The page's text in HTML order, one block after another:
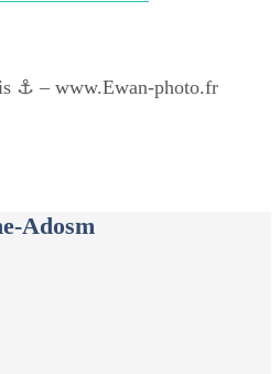
⚓ – www.Ewan-photo.fr
Adosm